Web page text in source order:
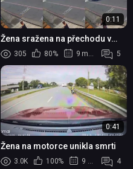
0:11
Žena sražena na přechodu v
Colatině - řidič z místa ujel
305 80% 9 měsíců 5
0:41
Žena na motorce unikla smrti
3.0K 100% 9 měsíců 4